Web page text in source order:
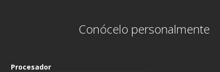
Conócelo personalmente
Procesador